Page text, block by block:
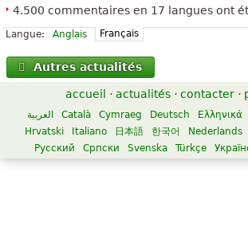
4.500 commentaires en 17 langues ont
Langue: Anglais Français
Autres actualités
accueil · actualités · contacter ·
العربية Català Cymraeg Deutsch Ελληνικά
Hrvatski
Italiano 日本語 한국어 Nederlands
Русский
Српски Svenska Türkçe